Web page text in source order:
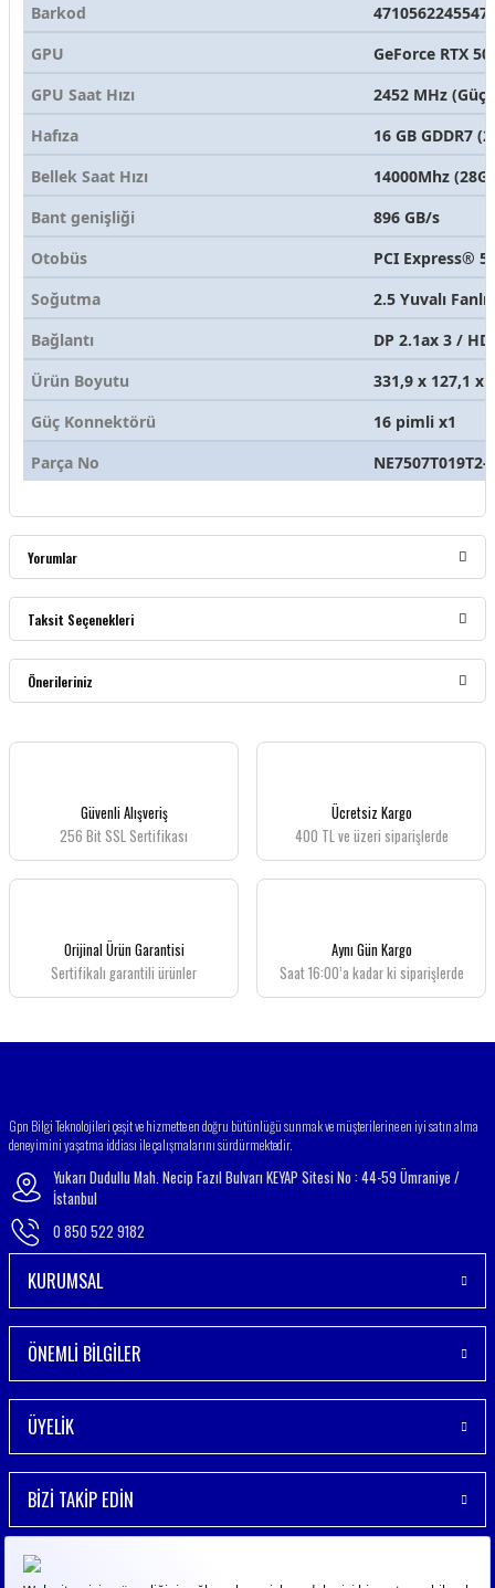
Barkod
4710562245547
GPU
GeForce RTX
GPU Saat Hızı
2452 MHz
Hafıza
16 GB GDDR7
Bellek Saat Hızı
14000Mhz
Bant genişliği
896 GB/s
Otobüs
PCI Express®
Soğutma
2.5 Yuvalı
Bağlantı
DP 2.1ax 3 /
Ürün Boyutu
331,9 x 127,1 x
Güç Konnektörü
16 pimli x1
Parça No
NE7507T019T2-
Yorumlar
Bu ürüne ilk yorumu siz yapın!
Taksit Seçenekleri
Önerileriniz
Bu ürünün fiyat bilgisi, resim, ürün açıklamalarında ve diğer konularda yetersiz
Ürün resmi kalitesiz, bozuk veya görüntülenemiyor.
Bu ürüne benzer farklı alternatifler olmalı.
Güvenli Alışveriş
256 Bit SSL Sertifikası
Ücretsiz Kargo
400 TL ve üzeri siparişlerde
Orijinal Ürün Garantisi
Sertifikalı garantili ürünler
Aynı Gün Kargo
Saat 16:00’a kadar ki siparişlerde
Gpn Bilgi Teknolojileri çeşit ve hizmette en doğru bütünlüğü sunmak ve müşterilerine en iyi satın alma
deneyimini yaşatma iddiası ile çalışmalarını sürdürmektedir.
Yukarı Dudullu Mah. Necip Fazıl Bulvarı KEYAP Sitesi No : 44-59 Ümraniye /
İstanbul
0 850 522 9182
KURUMSAL
ÖNEMLİ BİLGİLER
ÜYELİK
BİZİ TAKİP EDİN